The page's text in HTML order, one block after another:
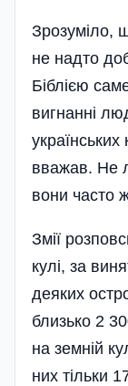
Зрозуміло,
не надто
Біблією
вигнанні
вважав. Не
вони часто
Змії
кулі, за
деяких
близько 2
на земній
них тільки